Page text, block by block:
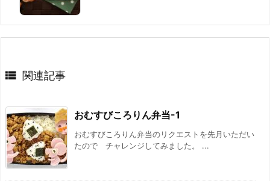
 関連記事
おむすびころりん弁当-1
おむすびころりん弁当のリクエストを先月いただい
たので チャレンジしてみました。 ...